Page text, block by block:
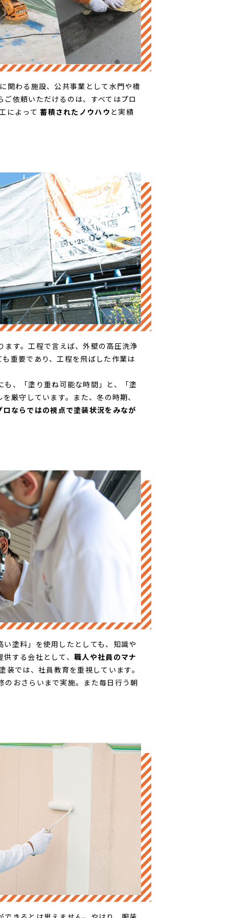
関わる施設、公共事業として水門や橋
依頼いただけるのは、すべてはプロ
によって蓄積されたノウハウ と実績
ます。工程で言えば、外壁の高圧洗浄
重要であり、工程を飛ばした作業は
も、「塗り重ね可能な時間」と、「塗
厳守しています。また、冬の時期、
ロならではの視点で塗装状況をみなが
塗料」を使用したとしても、知識や
供する会社として、職人や社員のマナ
では、社員教育を重視しています。
おさらいまで実施。また毎日行う朝